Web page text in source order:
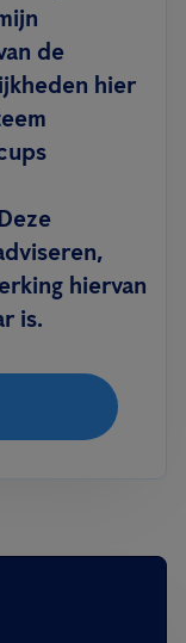
de
hier
hiervan
is.